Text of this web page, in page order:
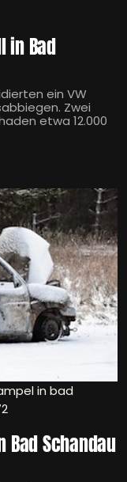
in Bad
ein VW
Zwei
etwa 12.000
in bad
Bad Schandau